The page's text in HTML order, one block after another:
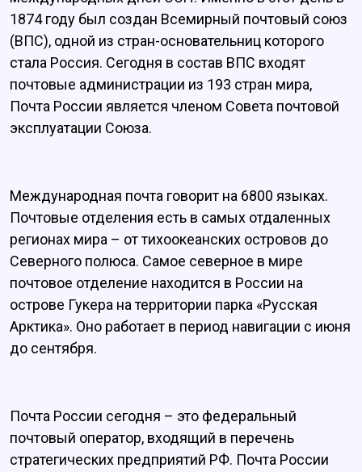
1874 году был создан Всемирный почтовый союз
(ВПС), одной из стран-основательниц которого
стала Россия. Сегодня в состав ВПС входят
почтовые администрации из 193 стран мира,
Почта России является членом Совета почтовой
эксплуатации Союза.
Международная почта говорит на 6800 языках.
Почтовые отделения есть в самых отдаленных
регионах мира – от тихоокеанских островов до
Северного полюса. Самое северное в мире
почтовое отделение находится в России на
острове Гукера на территории парка «Русская
Арктика». Оно работает в период навигации с июня
до сентября.
Почта России сегодня – это федеральный
почтовый оператор, входящий в перечень
стратегических предприятий РФ. Почта России